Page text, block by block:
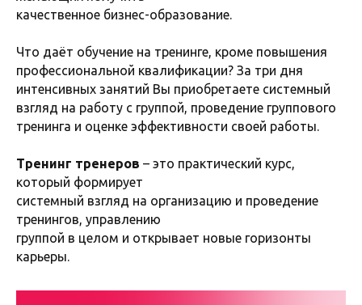
качественное бизнес-образование.
Что даёт обучение на тренинге, кроме повышения
профессиональной квалификации? За три дня
интенсивных занятий Вы приобретаете системный
взгляд на работу с группой, проведение группового
тренинга и оценке эффективности своей работы.
Тренинг тренеров – это практический курс,
который формирует
системный взгляд на организацию и проведение
тренингов, управлению
группой в целом и открывает новые горизонты
карьеры.